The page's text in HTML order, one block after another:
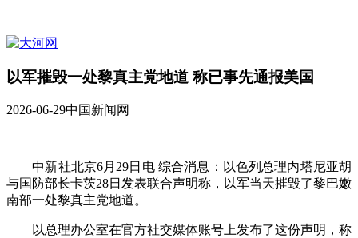
以军摧毁一处黎真主党地道 称已事先通报美国
2026-06-29中国新闻网
中新社北京6月29日电 综合消息：以色列总理内塔尼亚胡
与国防部长卡茨28日发表联合声明称，以军当天摧毁了黎巴嫩
南部一处黎真主党地道。
以总理办公室在官方社交媒体账号上发布了这份声明，称